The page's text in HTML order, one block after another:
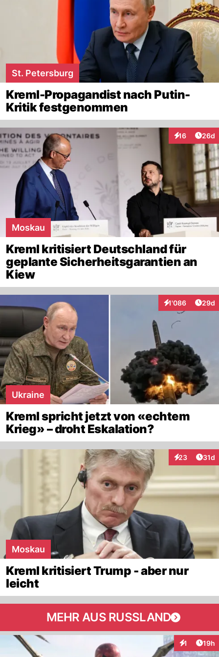
St. Petersburg
Kreml-Propagandist nach Putin-
Kritik festgenommen
16
Interaktionen
26d
Moskau
Kreml kritisiert Deutschland für
geplante Sicherheitsgarantien an
Kiew
1'086
Interaktionen29d
Ukraine
Kreml spricht jetzt von «echtem
Krieg» – droht Eskalation?
23
Interaktionen
31d
Moskau
Kreml kritisiert Trump - aber nur
leicht
MEHR AUS RUSSLAND
1 19h